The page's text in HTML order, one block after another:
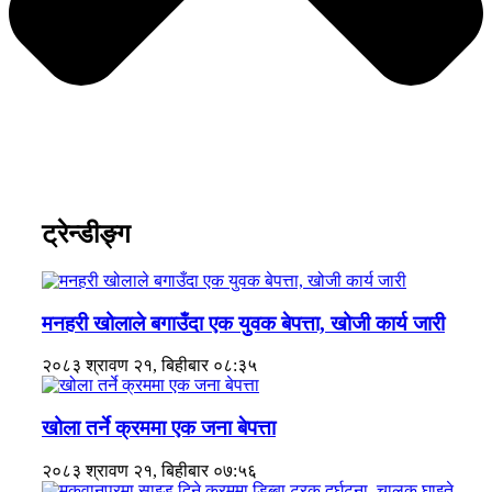
ट्रेन्डीङ्ग
मनहरी खोलाले बगाउँदा एक युवक बेपत्ता, खोजी कार्य जारी
२०८३ श्रावण २१, बिहीबार ०८:३५
खोला तर्ने क्रममा एक जना बेपत्ता
२०८३ श्रावण २१, बिहीबार ०७:५६